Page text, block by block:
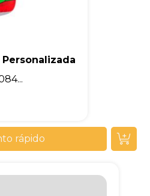
rápido